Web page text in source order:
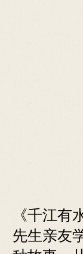
《千江有
先生亲友